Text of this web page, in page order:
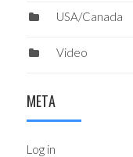
USA/Canada
Video
META
Log in